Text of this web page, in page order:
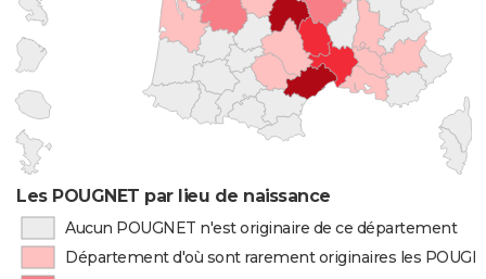
Les POUGNET par lieu de naissance
Aucun POUGNET n'est originaire de ce département
Département d'où sont rarement originaires les